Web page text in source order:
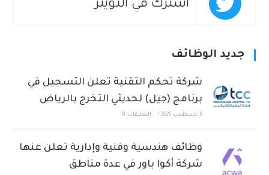
اشترك في التويتر
جديد الوظائف
شركة تحكم التقنية تعلن التسجيل في
برنامج (جيل) لحديثي التخرج بالرياض
6 أغسطس، 2026 / التعليقات: 0
وظائف هندسية وفنية وإدارية تعلن عنها
شركة أكوا باور في عدة مناطق